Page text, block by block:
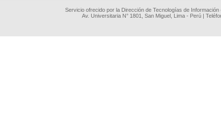
Servicio ofrecido por la Dirección de Tecnologías de
Av. Universitaria N° 1801, San Miguel, Lima - Perú |